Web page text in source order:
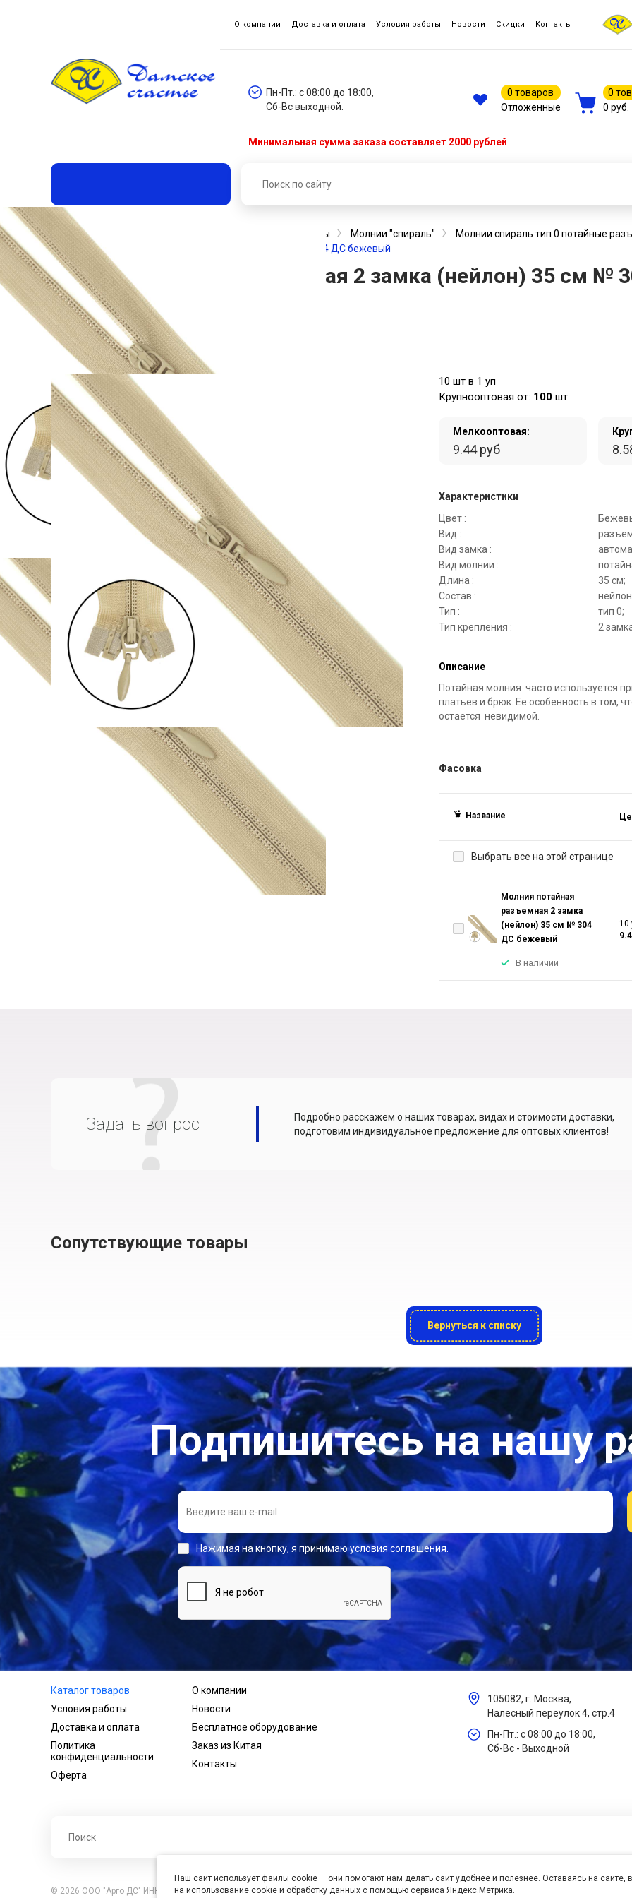
О компании Доставка и оплата Условия работы Новости Скидки Контакты
Пн-Пт.: с 08:00 до 18:00,
Сб-Вс выходной.
0 товаров
Отложенные
0
0 руб.
Минимальная сумма заказа составляет 2000 рублей
Главная Молнии, бегунки, пуллеры Молнии "спираль"
Молнии спираль тип 0 потайные
Молния потайная разъемная 2 замка (нейлон) 35 см № 304 ДС бежевый
Молния потайная разъемная 2 замка (нейлон) 35 см №
10 шт в 1 уп
Крупнооптовая от: 100 шт
Мелкооптовая:
9.44 руб
Характеристики
Цвет :
Вид :
Вид замка :
Вид молнии :
Длина :
35 см;
Состав :
Тип :
тип 0;
Тип крепления :
2
Описание
Потайная молния часто используется
платьев и брюк. Ее особенность в том,
остается невидимой.
Фасовка
Название
Выбрать все на этой странице
Молния потайная
разъемная 2 замка
(нейлон) 35 см № 304
ДС бежевый
В наличии
10
Задать вопрос
Подробно расскажем о наших товарах, видах и стоимости доставки,
подготовим индивидуальное предложение для оптовых клиентов!
Сопутствующие товары
Вернуться к списку
Подпишитесь на нашу
Нажимая на кнопку, я принимаю условия соглашения.
Каталог товаров
Условия работы
Доставка и оплата
Политика
конфиденциальности
Оферта
О компании
Новости
Бесплатное оборудование
Заказ из Китая
Контакты
105082, г. Москва,
Налесный переулок 4, стр.4
Пн-Пт.: с 08:00 до 18:00,
Сб-Вс - Выходной
© 2026 ООО "Арго ДС" ИНН 7701121430 ОГРН 1027739360417, Все права защищены
Наш сайт использует файлы cookie — они помогают нам делать сайт удобнее и полезнее. Оставаясь на сайте,
на использование cookie и обработку данных с помощью сервиса Яндекс.Метрика.